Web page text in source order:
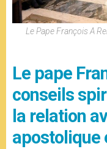
Le Pape François A
Le pape
conseils
la relation
apostolique